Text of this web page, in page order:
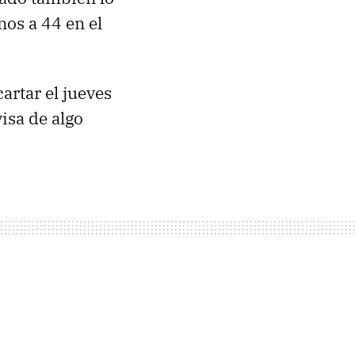
a 44 en el
el jueves
de algo